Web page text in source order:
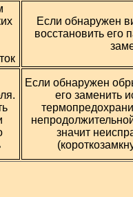
Если обнаружен
восстановить его
Если обнаружен
его заменить
значит